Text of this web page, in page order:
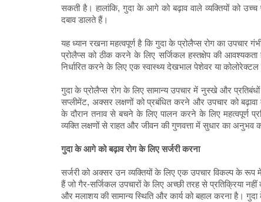
सकती है। हालांकि, गुदा के आगे को बढ़ाव वाले व्यक्तियों को उच्च
दबाव डालते हैं।
यह ध्यान रखना महत्वपूर्ण है कि गुदा के प्रोलैप्स रोग का उपचार
प्रोलैप्स को ठीक करने के लिए सर्जिकल हस्तक्षेप की
निर्धारित करने के लिए एक स्वास्थ्य देखभाल पेशेवर या कोलोरेक्टल
गुदा के प्रोलैप्स रोग के लिए सामान्य उपचार में नुस्खे और
सप्लीमेंट, अक्सर लक्षणों को प्रबंधित करने और उपचार को
के दौरान तनाव से बचने के लिए पालन करने के लिए महत्वपूर्ण
व्यक्ति लक्षणों से राहत और जीवन की गुणवत्ता में सुधार का
गुदा के आगे को बढ़ाव रोग के लिए सर्जरी करना
सर्जरी को अक्सर उन व्यक्तियों के लिए एक उपचार विकल्प के रूप
हैं जो गैर-सर्जिकल उपचारों के लिए अच्छी तरह से प्रतिक्रिया
और मलाशय की सामान्य स्थिति और कार्य को बहाल करना है।